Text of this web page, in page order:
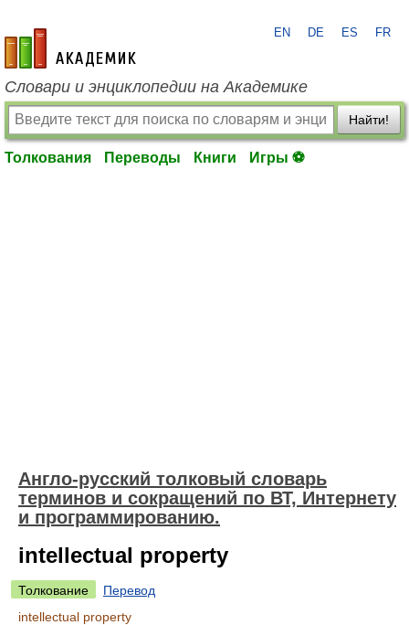
academic.ru
EN DE ES FR
Словари и энциклопедии на Академике
Найти!
Толкования Переводы Книги Игры ⚽
Англо-русский толковый словарь
терминов и сокращений по ВТ, Интернету
и программированию.
intellectual property
Толкование
Перевод
intellectual property